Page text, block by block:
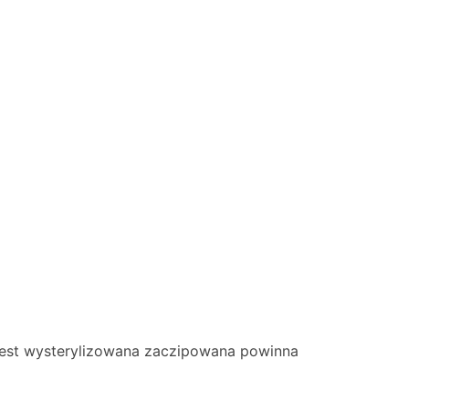
wysterylizowana zaczipowana powinna